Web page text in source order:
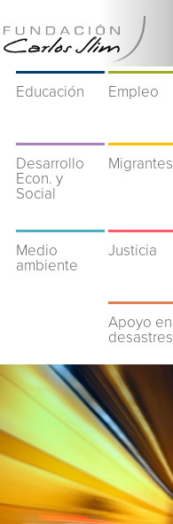
Educación Empleo
Desarrollo
Econ. y
Social
Migrantes
Medio
ambiente
Justicia
Apoyo en
desastres